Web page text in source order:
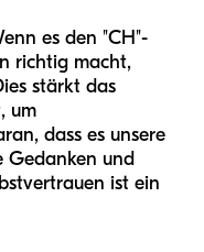
es den "CH"-
richtig macht,
stärkt das
um
dass es unsere
Gedanken und
ist ein